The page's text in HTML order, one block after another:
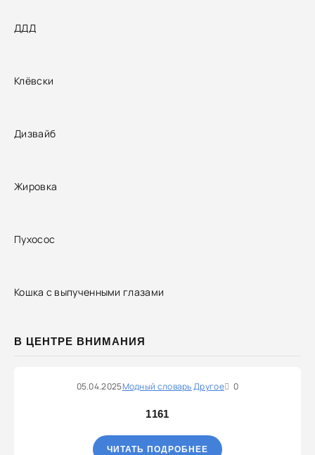
ДДД
Клёвски
Дизвайб
Жировка
Пухосос
Кошка с выпученными глазами
В ЦЕНТРЕ ВНИМАНИЯ
05.04.2025Модный словарьДругое 0
1161
ЧИТАТЬ ПОДРОБНЕЕ